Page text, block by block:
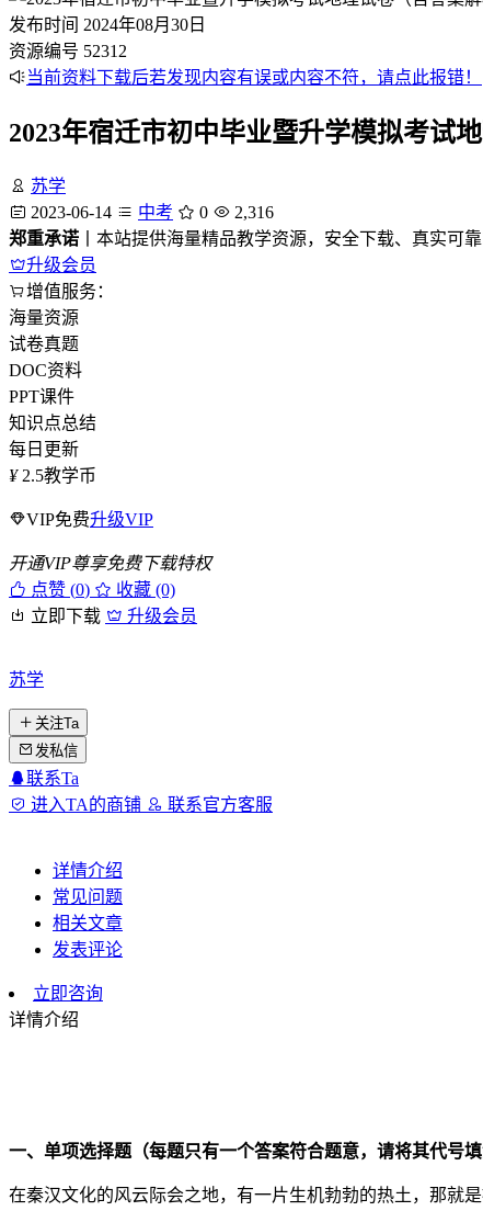
发布时间 2024年08月30日
资源编号 52312
当前资料下载后若发现内容有误或内容不符，请点此报错！
2023年宿迁市初中毕业暨升学模拟考试
苏学
2023-06-14
中考 0
2,316
郑重承诺 丨本站提供海量精品教学资源，安全下载、真实可
升级会员
增值服务：
海量资源
试卷真题
DOC资料
PPT课件
知识点总结
每日更新
¥ 2.5教学币
VIP免费升级VIP
开通VIP尊享免费下载特权
点赞 (0)
收藏 (0)
立即下载
升级会员
苏学
关注Ta
发私信
联系Ta
进入TA的商铺
联系官方客服
详情介绍
常见问题
相关文章
发表评论
立即咨询
详情介绍
一、单项选择题（每题只有一个答案符合题意，请将其代号
在秦汉文化的风云际会之地，有一片生机勃勃的热土，那就